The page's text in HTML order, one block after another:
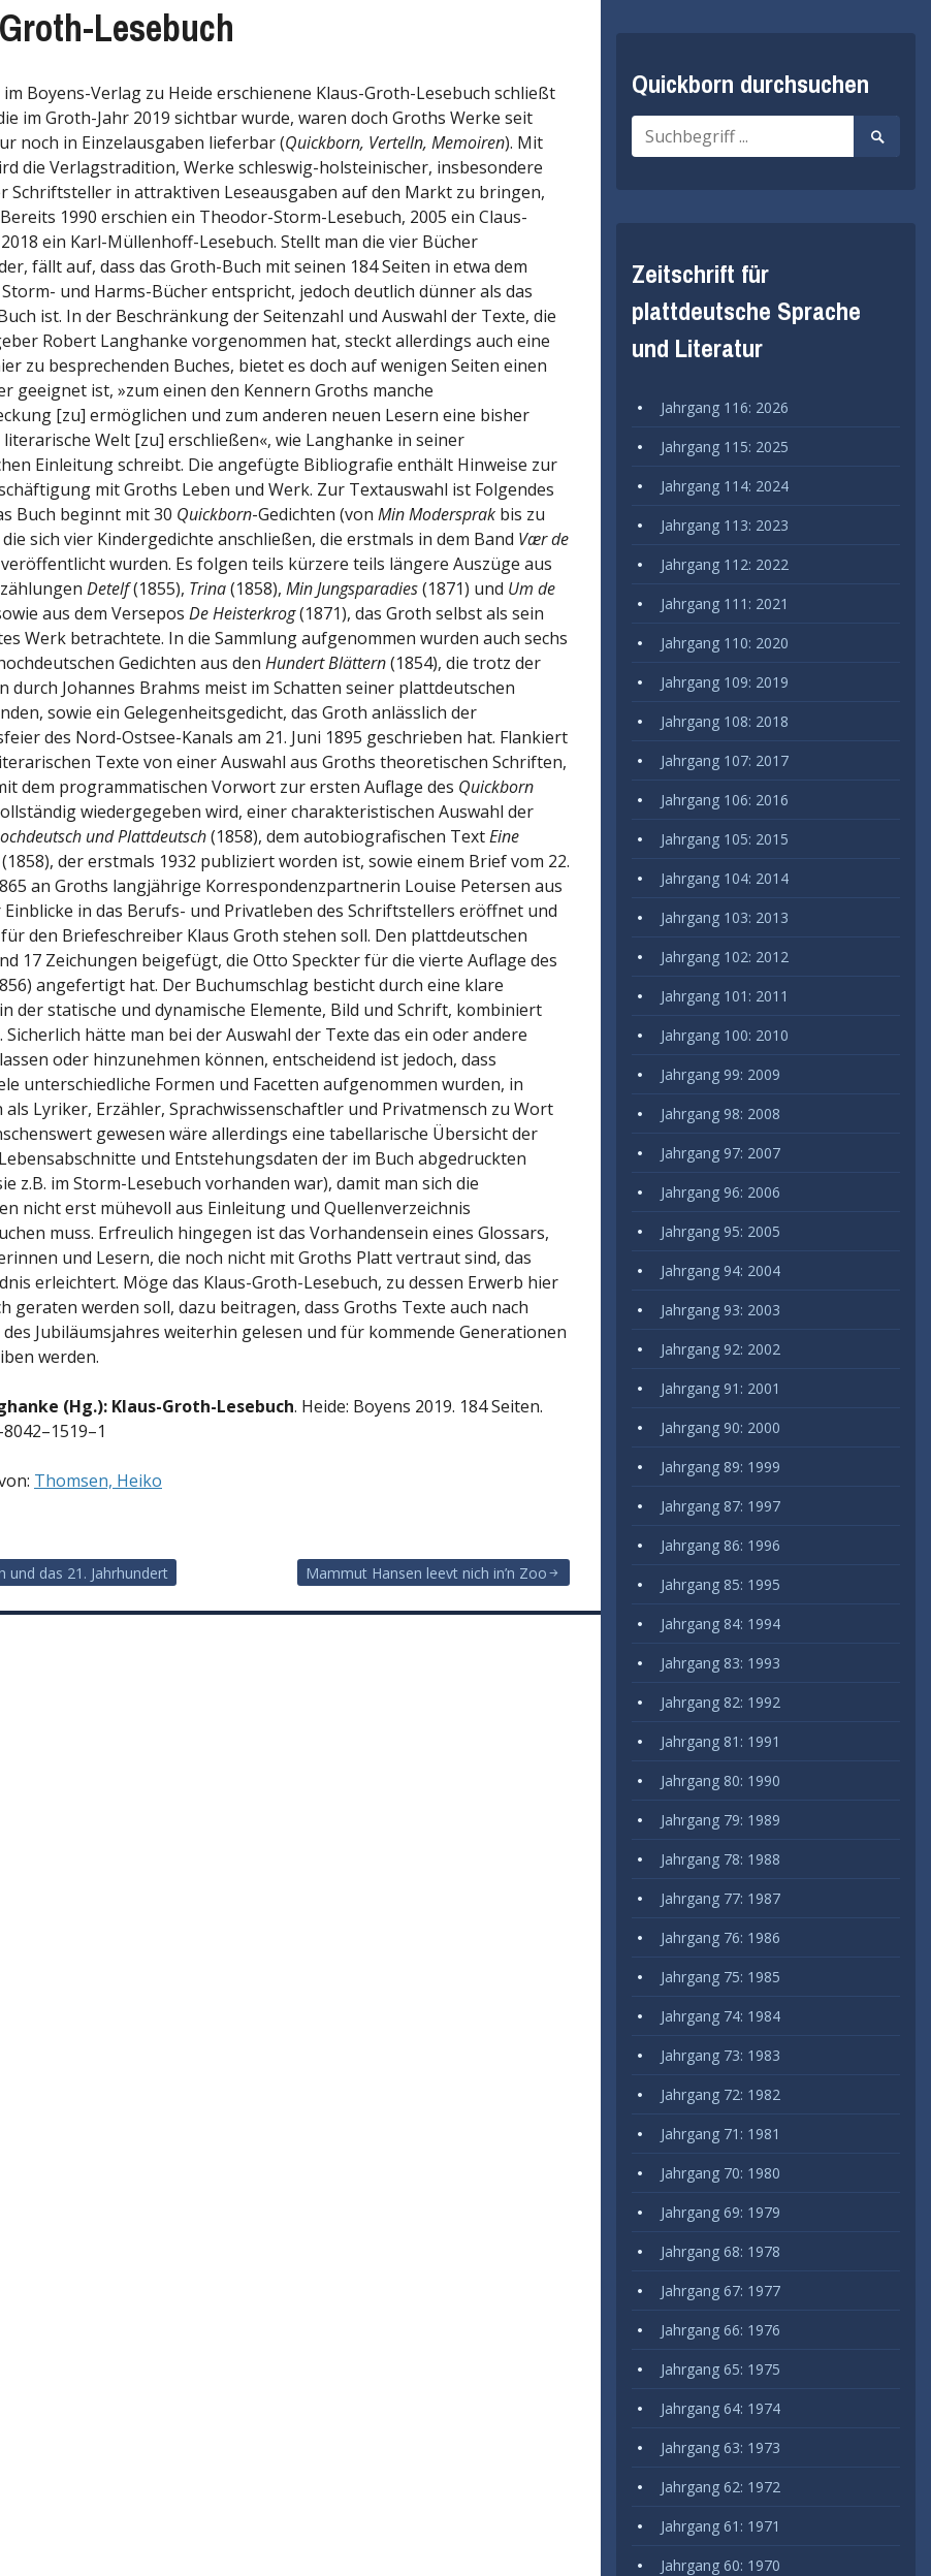
Lesebuch
Boyens-Verlag zu Heide erschienene Klaus-Groth-Lesebuch schließt
im Groth-Jahr 2019 sichtbar wurde, waren doch Groths Werke seit
noch in Einzelausgaben lieferbar (Quickborn, Vertelln, Memoiren). Mit
die Verlagstradition, Werke schleswig-holsteinischer, insbesondere
Schriftsteller in attraktiven Leseausgaben auf den Markt zu bringen,
1990 erschien ein Theodor-Storm-Lesebuch, 2005 ein Claus-
ein Karl-Müllenhoff-Lesebuch. Stellt man die vier Bücher
fällt auf, dass das Groth-Buch mit seinen 184 Seiten in etwa dem
und Harms-Bücher entspricht, jedoch deutlich dünner als das
ist. In der Beschränkung der Seitenzahl und Auswahl der Texte, die
Robert Langhanke vorgenommen hat, steckt allerdings auch eine
zu besprechenden Buches, bietet es doch auf wenigen Seiten einen
geeignet ist, »zum einen den Kennern Groths manche
[zu] ermöglichen und zum anderen neuen Lesern eine bisher
Welt [zu] erschließen«, wie Langhanke in seiner
Einleitung schreibt. Die angefügte Bibliografie enthält Hinweise zur
mit Groths Leben und Werk. Zur Textauswahl ist Folgendes
Buch beginnt mit 30 Quickborn-Gedichten (von Min Modersprak bis zu
die sich vier Kindergedichte anschließen, die erstmals in dem Band Vær de
wurden. Es folgen teils kürzere teils längere Auszüge aus
Detelf(1855), Trina(1858), Min Jungsparadies(1871) und Um de
aus dem Versepos De Heisterkrog(1871), das Groth selbst als sein
Werk betrachtete. In die Sammlung aufgenommen wurden auch sechs
Gedichten aus den Hundert Blättern(1854), die trotz der
durch Johannes Brahms meist im Schatten seiner plattdeutschen
sowie ein Gelegenheitsgedicht, das Groth anlässlich der
des Nord-Ostsee-Kanals am 21. Juni 1895 geschrieben hat. Flankiert
Texte von einer Auswahl aus Groths theoretischen Schriften,
dem programmatischen Vorwort zur ersten Auflage des Quickborn
wiedergegeben wird, einer charakteristischen Auswahl der
und Plattdeutsch(1858), dem autobiografischen TextEine
(1858), der erstmals 1932 publiziert worden ist, sowie einem Brief vom 22.
an Groths langjährige Korrespondenzpartnerin Louise Petersen aus
Einblicke in das Berufs- und Privatleben des Schriftstellers eröffnet und
den Briefeschreiber Klaus Groth stehen soll. Den plattdeutschen
17 Zeichungen beigefügt, die Otto Speckter für die vierte Auflage des
angefertigt hat. Der Buchumschlag besticht durch eine klare
der statische und dynamische Elemente, Bild und Schrift, kombiniert
Sicherlich hätte man bei der Auswahl der Texte das ein oder andere
oder hinzunehmen können, entscheidend ist jedoch, dass
unterschiedliche Formen und Facetten aufgenommen wurden, in
als Lyriker, Erzähler, Sprachwissenschaftler und Privatmensch zu Wort
gewesen wäre allerdings eine tabellarische Übersicht der
und Entstehungsdaten der im Buch abgedruckten
z.B. im Storm-Lesebuch vorhanden war), damit man sich die
nicht erst mühevoll aus Einleitung und Quellenverzeichnis
muss. Erfreulich hingegen ist das Vorhandensein eines Glossars,
und Lesern, die noch nicht mit Groths Platt vertraut sind, das
erleichtert. Möge das Klaus-Groth-Lesebuch, zu dessen Erwerb hier
geraten werden soll, dazu beitragen, dass Groths Texte auch nach
Jubiläumsjahres weiterhin gelesen und für kommende Generationen
werden.
(Hg.): Klaus-Groth-Lesebuch. Heide: Boyens 2019. 184 Seiten.
Thomsen, Heiko
und das 21. Jahrhundert Mammut Hansen leevt nich in’n Zoo
Quickborn durchsuchen
Suche
nach:
Suche
starten
Zeitschrift für
plattdeutsche Sprache
und Literatur
Jahrgang 116: 2026
Jahrgang 115: 2025
Jahrgang 114: 2024
Jahrgang 113: 2023
Jahrgang 112: 2022
Jahrgang 111: 2021
Jahrgang 110: 2020
Jahrgang 109: 2019
Jahrgang 108: 2018
Jahrgang 107: 2017
Jahrgang 106: 2016
Jahrgang 105: 2015
Jahrgang 104: 2014
Jahrgang 103: 2013
Jahrgang 102: 2012
Jahrgang 101: 2011
Jahrgang 100: 2010
Jahrgang 99: 2009
Jahrgang 98: 2008
Jahrgang 97: 2007
Jahrgang 96: 2006
Jahrgang 95: 2005
Jahrgang 94: 2004
Jahrgang 93: 2003
Jahrgang 92: 2002
Jahrgang 91: 2001
Jahrgang 90: 2000
Jahrgang 89: 1999
Jahrgang 87: 1997
Jahrgang 86: 1996
Jahrgang 85: 1995
Jahrgang 84: 1994
Jahrgang 83: 1993
Jahrgang 82: 1992
Jahrgang 81: 1991
Jahrgang 80: 1990
Jahrgang 79: 1989
Jahrgang 78: 1988
Jahrgang 77: 1987
Jahrgang 76: 1986
Jahrgang 75: 1985
Jahrgang 74: 1984
Jahrgang 73: 1983
Jahrgang 72: 1982
Jahrgang 71: 1981
Jahrgang 70: 1980
Jahrgang 69: 1979
Jahrgang 68: 1978
Jahrgang 67: 1977
Jahrgang 66: 1976
Jahrgang 65: 1975
Jahrgang 64: 1974
Jahrgang 63: 1973
Jahrgang 62: 1972
Jahrgang 61: 1971
Jahrgang 60: 1970